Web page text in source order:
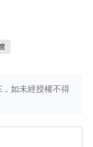
如未經授權不得